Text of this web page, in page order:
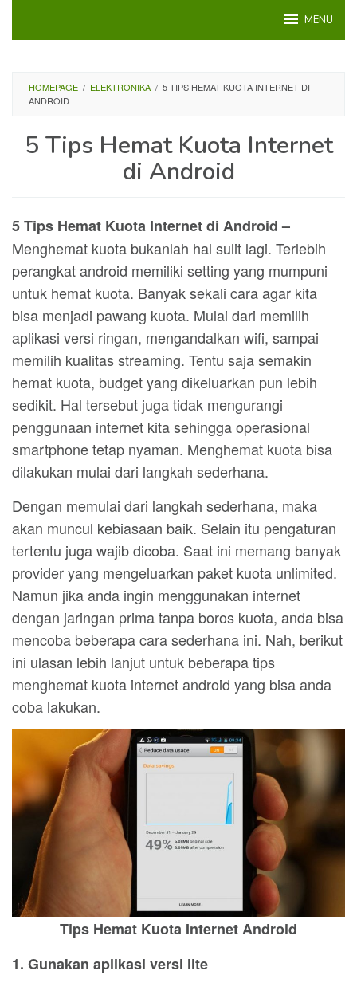
MENU
HOMEPAGE / ELEKTRONIKA / 5 TIPS HEMAT KUOTA INTERNET DI
ANDROID
5 Tips Hemat Kuota Internet
di Android
5 Tips Hemat Kuota Internet di Android –
Menghemat kuota bukanlah hal sulit lagi. Terlebih
perangkat android memiliki setting yang mumpuni
untuk hemat kuota. Banyak sekali cara agar kita
bisa menjadi pawang kuota. Mulai dari memilih
aplikasi versi ringan, mengandalkan wifi, sampai
memilih kualitas streaming. Tentu saja semakin
hemat kuota, budget yang dikeluarkan pun lebih
sedikit. Hal tersebut juga tidak mengurangi
penggunaan internet kita sehingga operasional
smartphone tetap nyaman. Menghemat kuota bisa
dilakukan mulai dari langkah sederhana.
Dengan memulai dari langkah sederhana, maka
akan muncul kebiasaan baik. Selain itu pengaturan
tertentu juga wajib dicoba. Saat ini memang banyak
provider yang mengeluarkan paket kuota unlimited.
Namun jika anda ingin menggunakan internet
dengan jaringan prima tanpa boros kuota, anda bisa
mencoba beberapa cara sederhana ini. Nah, berikut
ini ulasan lebih lanjut untuk beberapa tips
menghemat kuota internet android yang bisa anda
coba lakukan.
Tips Hemat Kuota Internet Android
1. Gunakan aplikasi versi lite